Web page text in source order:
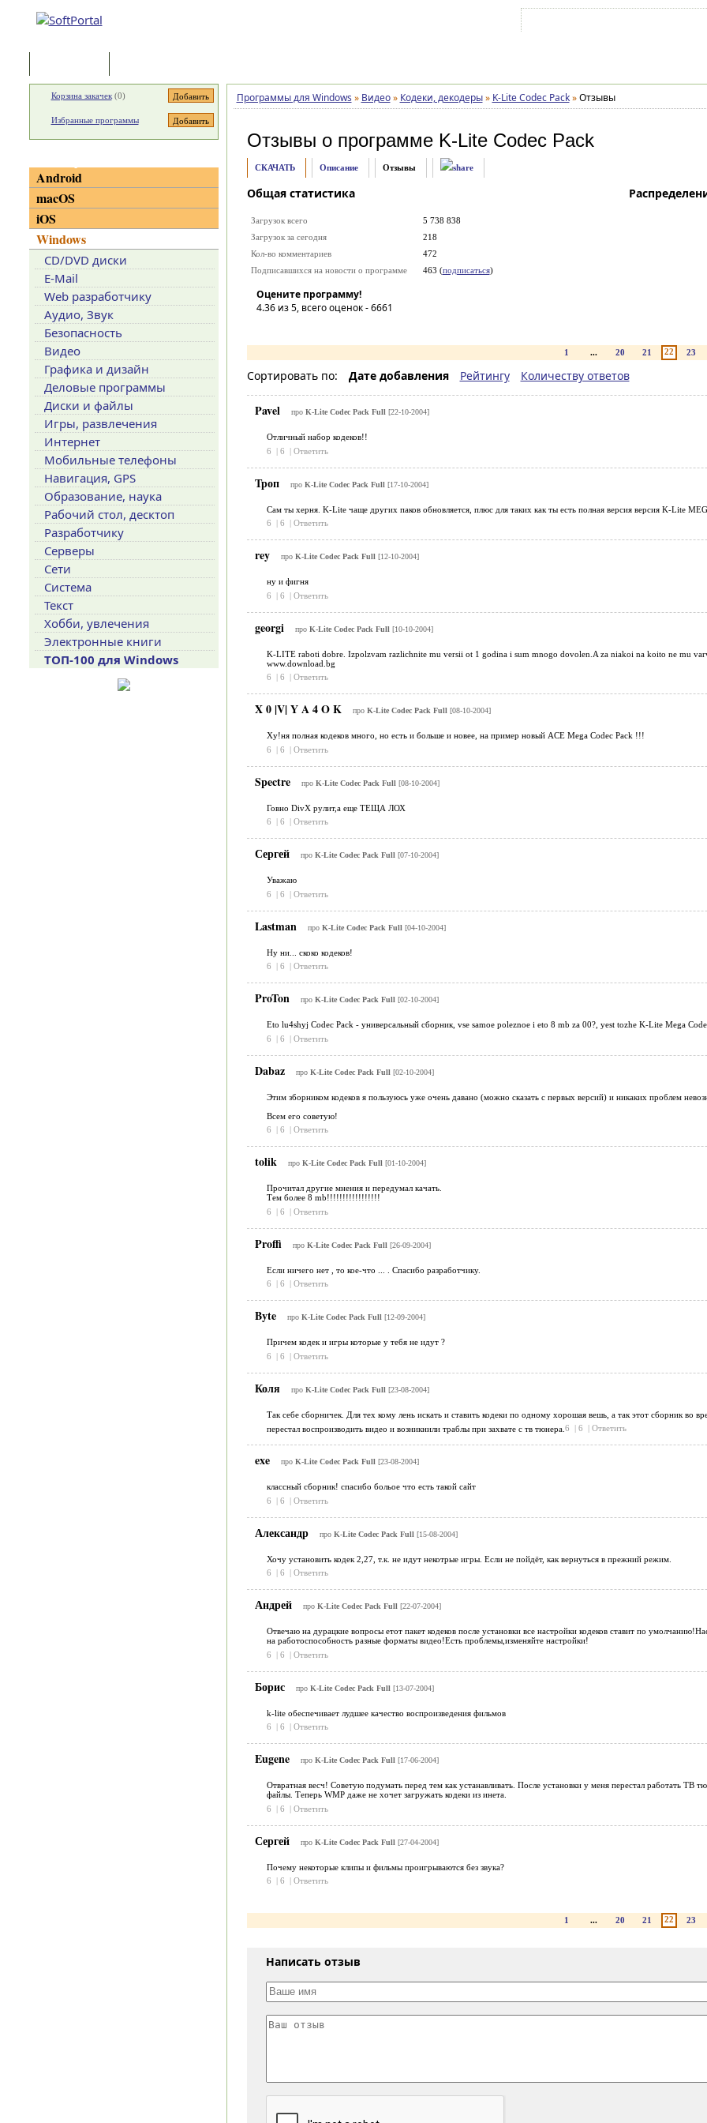
Программы для Windows » Видео » Кодеки, декодеры » K-Lite Codec Pack » Отзывы
Отзывы о программе K-Lite Codec Pack
СКАЧАТЬ Описание Отзывы
Общая статистика
Загрузок всего
5 738 838
Загрузок за сегодня
218
Кол-во комментариев
472
Подписавшихся на новости о программе
463 (подписаться)
Оцените программу!
4.36из 5, всего оценок -6661
1 ... 20 21 22 23
Сортировать по: Дате добавления Рейтингу Количеству ответов
Pavel про K-Lite Codec Pack Full [22-10-2004]
Отличный набор кодеков!!
6
| 6 | Ответить
Троп про K-Lite Codec Pack Full [17-10-2004]
Сам ты херня. K-Lite чаще других паков обновляется, плюс для таких как ты есть полная версия версия K-Lite
6
| 6 | Ответить
rey про K-Lite Codec Pack Full [12-10-2004]
ну и фигня
6
| 6 | Ответить
georgi про K-Lite Codec Pack Full [10-10-2004]
K-LITE raboti dobre. Izpolzvam razlichnite mu versii ot 1 godina i sum mnogo dovolen.A za niakoi na koito ne mu
www.download.bg
6
| 6 | Ответить
X 0 |V| Y A 4 O K про K-Lite Codec Pack Full [08-10-2004]
Xy!ня полная кодеков много, но есть и больше и новее, на пример новый ACE Mega Codec Pack !!!
6
| 6 | Ответить
Spectre про K-Lite Codec Pack Full [08-10-2004]
Говно DivX рулит,а еще ТЕЩА ЛОХ
6
| 6 | Ответить
Сергей про K-Lite Codec Pack Full [07-10-2004]
Уважаю
6
| 6 | Ответить
Lastman про K-Lite Codec Pack Full [04-10-2004]
Ну ни... скоко кодеков!
6
| 6 | Ответить
ProTon про K-Lite Codec Pack Full [02-10-2004]
Eto lu4shyj Codec Pack - универсальный сборник, vse samoe poleznoe i eto 8 mb za 00?, yest tozhe K-Lite Mega
6
| 6 | Ответить
Dabaz про K-Lite Codec Pack Full [02-10-2004]
Этим зборником кодеков я пользуюсь уже очень давано (можно сказать с первых версий) и никаких проблем
Всем его советую!
6
| 6 | Ответить
tolik про K-Lite Codec Pack Full [01-10-2004]
Прочитал другие мнения и передумал качать.
Тем более 8 mb!!!!!!!!!!!!!!!!!
6
| 6 | Ответить
Proffi про K-Lite Codec Pack Full [26-09-2004]
Если ничего нет , то кое-что ... . Спасибо разработчику.
6
| 6 | Ответить
Byte про K-Lite Codec Pack Full [12-09-2004]
Причем кодек и игры которые у тебя не идут ?
6
| 6 | Ответить
Коля про K-Lite Codec Pack Full [23-08-2004]
Так себе сборничек. Для тех кому лень искать и ставить кодеки по одному хорошая вешь, а так этот сборник во
перестал воспроизводить видео и возникнили траблы при захвате с тв тюнера. 6 | 6 | Ответить
exe про K-Lite Codec Pack Full [23-08-2004]
классный сборник! спасибо больое что есть такой сайт
6
| 6 | Ответить
Александр про K-Lite Codec Pack Full [15-08-2004]
Хочу установить кодек 2,27, т.к. не идут некотрые игры. Если не пойдёт, как вернуться в прежний режим.
6
| 6 | Ответить
Андрей про K-Lite Codec Pack Full [22-07-2004]
Отвечаю на дурацкие вопросы етот пакет кодеков после установки все настройки кодеков ставит по
на работоспособность разные форматы видео!Есть проблемы,изменяйте настройки!
6
| 6 | Ответить
Борис про K-Lite Codec Pack Full [13-07-2004]
k-lite обеспечивает лудшее качество воспроизведения фильмов
6
| 6 | Ответить
Eugene про K-Lite Codec Pack Full [17-06-2004]
Отвратная весч! Советую подумать перед тем как устанавливать. После установки у меня перестал работать ТВ
файлы. Теперь WMP даже не хочет загружать кодеки из инета.
6
| 6 | Ответить
Сергей про K-Lite Codec Pack Full [27-04-2004]
Почему некоторые клипы и фильмы проигрываются без звука?
6
| 6 | Ответить
1 ... 20 21 22 23
Написать отзыв
Корзина закачек(0)
Избранные программы
Android
macOS
iOS
Windows
CD/DVD диски
E-Mail
Web разработчику
Аудио, Звук
Безопасность
Видео
Графика и дизайн
Деловые программы
Диски и файлы
Игры, развлечения
Интернет
Мобильные телефоны
Навигация, GPS
Образование, наука
Рабочий стол, десктоп
Разработчику
Серверы
Сети
Система
Текст
Хобби, увлечения
Электронные книги
ТОП-100 для Windows